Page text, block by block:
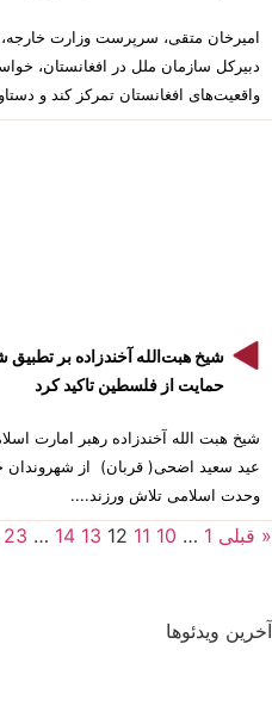
امیرخان متقی، سرپرست وزارت خارجه، در
دبیرکل سازمان ملل در افغانستان،
واقعیت‌های افغانستان تمرکز کند و
شیخ هبت‌الله آخندزاده بر
حمایت از فلسطین تاکید کرد
شیخ هبت الله آخندزاده رهبر امارت
عید سعید اضحی( قربان) از
وحدت اسلامی تلاش ورزند....
« قبلی 1
…
10
11
12
13
14
…
23
آخرین ویدئوها